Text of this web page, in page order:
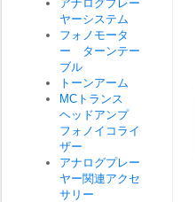
アナログプレー
ヤーシステム
フォノモータ
ー ターンテー
ブル
トーンアーム
MCトランス
ヘッドアンプ
フォノイコライ
ザー
アナログプレー
ヤー関連アクセ
サリー